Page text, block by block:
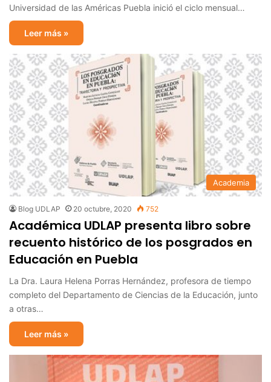
Universidad de las Américas Puebla inició el ciclo mensual…
Leer más »
Academia
Blog UDLAP 20 octubre, 2020 752
Académica UDLAP presenta libro sobre
recuento histórico de los posgrados en
Educación en Puebla
La Dra. Laura Helena Porras Hernández, profesora de tiempo
completo del Departamento de Ciencias de la Educación, junto
a otras…
Leer más »